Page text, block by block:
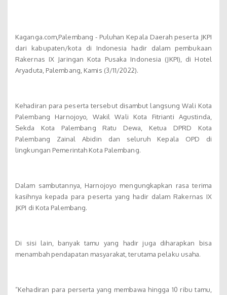
Kaganga.com,Palembang - Puluhan Kepala Daerah peserta JKPI
dari kabupaten/kota di Indonesia hadir dalam pembukaan
Rakernas IX Jaringan Kota Pusaka Indonesia (JKPI), di Hotel
Aryaduta, Palembang, Kamis (3/11/2022).
Kehadiran para peserta tersebut disambut langsung Wali Kota
Palembang Harnojoyo, Wakil Wali Kota Fitrianti Agustinda,
Sekda Kota Palembang Ratu Dewa, Ketua DPRD Kota
Palembang Zainal Abidin dan seluruh Kepala OPD di
lingkungan Pemerintah Kota Palembang.
Dalam sambutannya, Harnojoyo mengungkapkan rasa terima
kasihnya kepada para peserta yang hadir dalam Rakernas IX
JKPI di Kota Palembang.
Di sisi lain, banyak tamu yang hadir juga diharapkan bisa
menambah pendapatan masyarakat, terutama pelaku usaha.
“Kehadiran para perserta yang membawa hingga 10 ribu tamu,